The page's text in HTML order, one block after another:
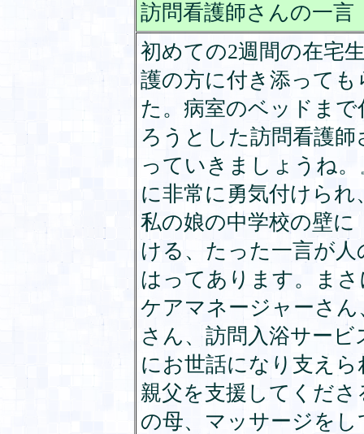
訪問看護師さんの一言
初めての2週間の在宅
護の方に付き添って
た。病室のベッドま
ろうとした訪問看護
っていきましょうね
に非常に勇気付けら
私の娘の中学校の壁
ける、たった一言が
はってあります。ま
ケアマネージャーさ
さん、訪問入浴サー
にお世話になり支え
親父を支援してくだ
の母、マッサージを